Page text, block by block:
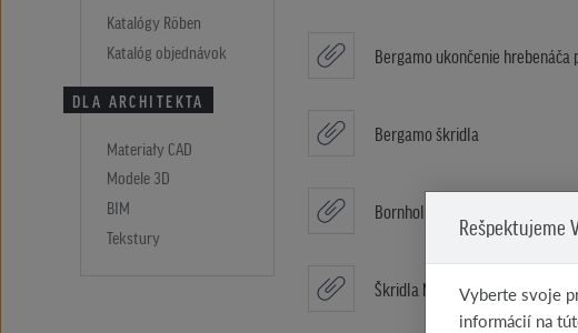
Katalógy Röben
Katalóg objednávok
DLA ARCHITEKTA
Materiały CAD
Modele 3D
BIM
Tekstury
Bergamo ukončenie hrebenáča
Bergamo škridla
Bornholm - Gaštanová engoba
Škridla NF-SP
Rešpektujeme
Vyberte svoje
informácií na